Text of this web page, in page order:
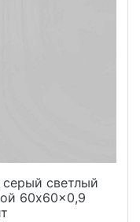
серый светлый
60x60x0,9